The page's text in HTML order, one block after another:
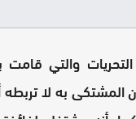
والتي قامت
المشتكى به لا تربطه